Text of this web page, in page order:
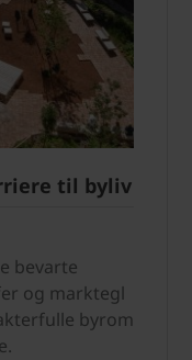
til byliv
bevarte
og marktegl
byrom